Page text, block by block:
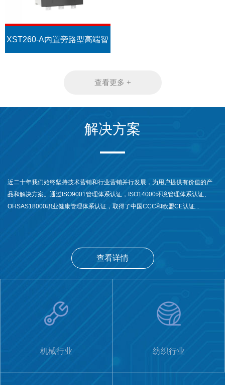
XST260-A内置旁路型高端智
查看更多 +
解决方案
近二十年我们始终坚持技术营销和行业营销并行发展，为用户提供有价值的产
品和解决方案。通过ISO9001管理体系认证，ISO14000环境管理体系认证、
OHSAS18000职业健康管理体系认证，取得了中国CCC和欧盟CE认证...
查看详情
机械行业 纺织行业